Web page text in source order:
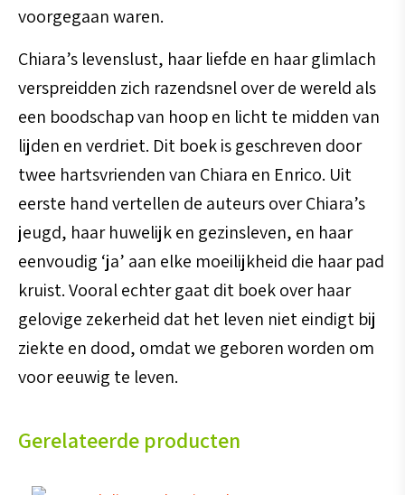
voorgegaan waren.
Chiara’s levenslust, haar liefde en haar glimlach
verspreidden zich razendsnel over de wereld als
een boodschap van hoop en licht te midden van
lijden en verdriet. Dit boek is geschreven door
twee hartsvrienden van Chiara en Enrico. Uit
eerste hand vertellen de auteurs over Chiara’s
jeugd, haar huwelijk en gezinsleven, en haar
eenvoudig ‘ja’ aan elke moeilijkheid die haar pad
kruist. Vooral echter gaat dit boek over haar
gelovige zekerheid dat het leven niet eindigt bij
ziekte en dood, omdat we geboren worden om
voor eeuwig te leven.
Gerelateerde producten